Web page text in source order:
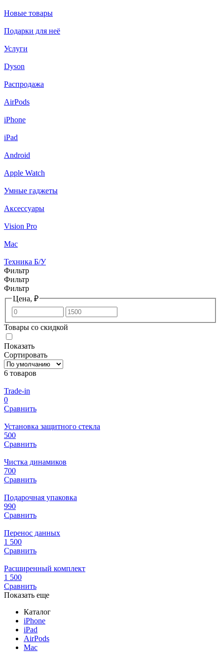
Новые товары
Подарки для неё
Услуги
Dyson
Распродажа
AirPods
iPhone
iPad
Android
Apple Watch
Умные гаджеты
Аксессуары
Vision Pro
Mac
Техника Б/У
Фильтр
Фильтр
Фильтр
Цена, ₽
Товары со скидкой
Показать
Сортировать
6 товаров
Trade-in
0
Сравнить
Установка защитного стекла
500
Сравнить
Чистка динамиков
700
Сравнить
Подарочная упаковка
990
Сравнить
Перенос данных
1 500
Сравнить
Расширенный комплект
1 500
Сравнить
Показать еще
Каталог
iPhone
iPad
AirPods
Mac